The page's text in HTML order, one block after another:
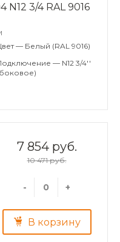
3/4 RAL 9016
— Белый (RAL 9016)
— N12 3/4''
7 854 руб.
10 471 руб.
- +
В корзину